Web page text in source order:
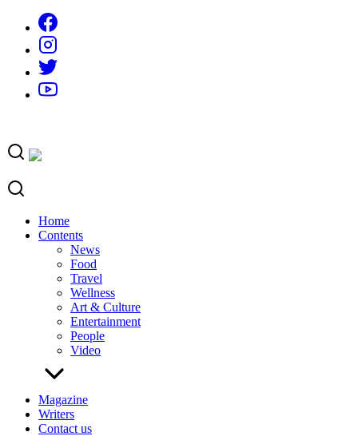
content
Home
Contents
News
Food
Travel
Wellness
Art & Culture
Entertainment
People
Video
Magazine
Writers
Contact us